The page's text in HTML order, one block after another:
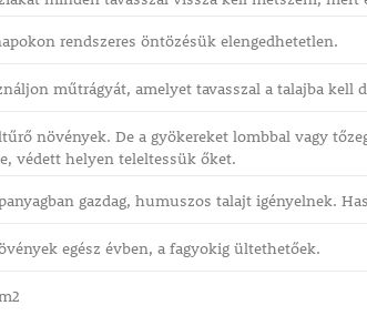
rendszeres öntözésük elengedhetetlen.
műtrágyát, amelyet tavasszal a talajba kell
növények. De a gyökereket lombbal vagy
védett helyen teleltessük őket.
gazdag, humuszos talajt igényelnek.
egész évben, a fagyokig ültethetőek.